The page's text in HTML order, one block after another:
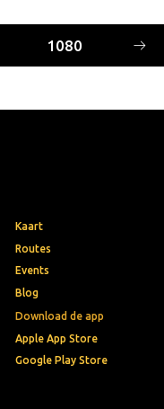
1080
Download de app
Apple App Store
Google Play Store
Kaart
Routes
Events
Blog